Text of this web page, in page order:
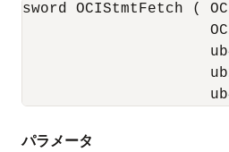
sword OCIStmtFetch (
パラメータ